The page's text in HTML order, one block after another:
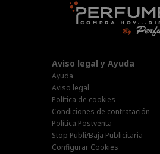
Aviso legal y Ayuda
Ayuda
Aviso legal
Política de cookies
Condiciones de contratación
Política Postventa
Stop Publi/Baja Publicitaria
Configurar Cookies